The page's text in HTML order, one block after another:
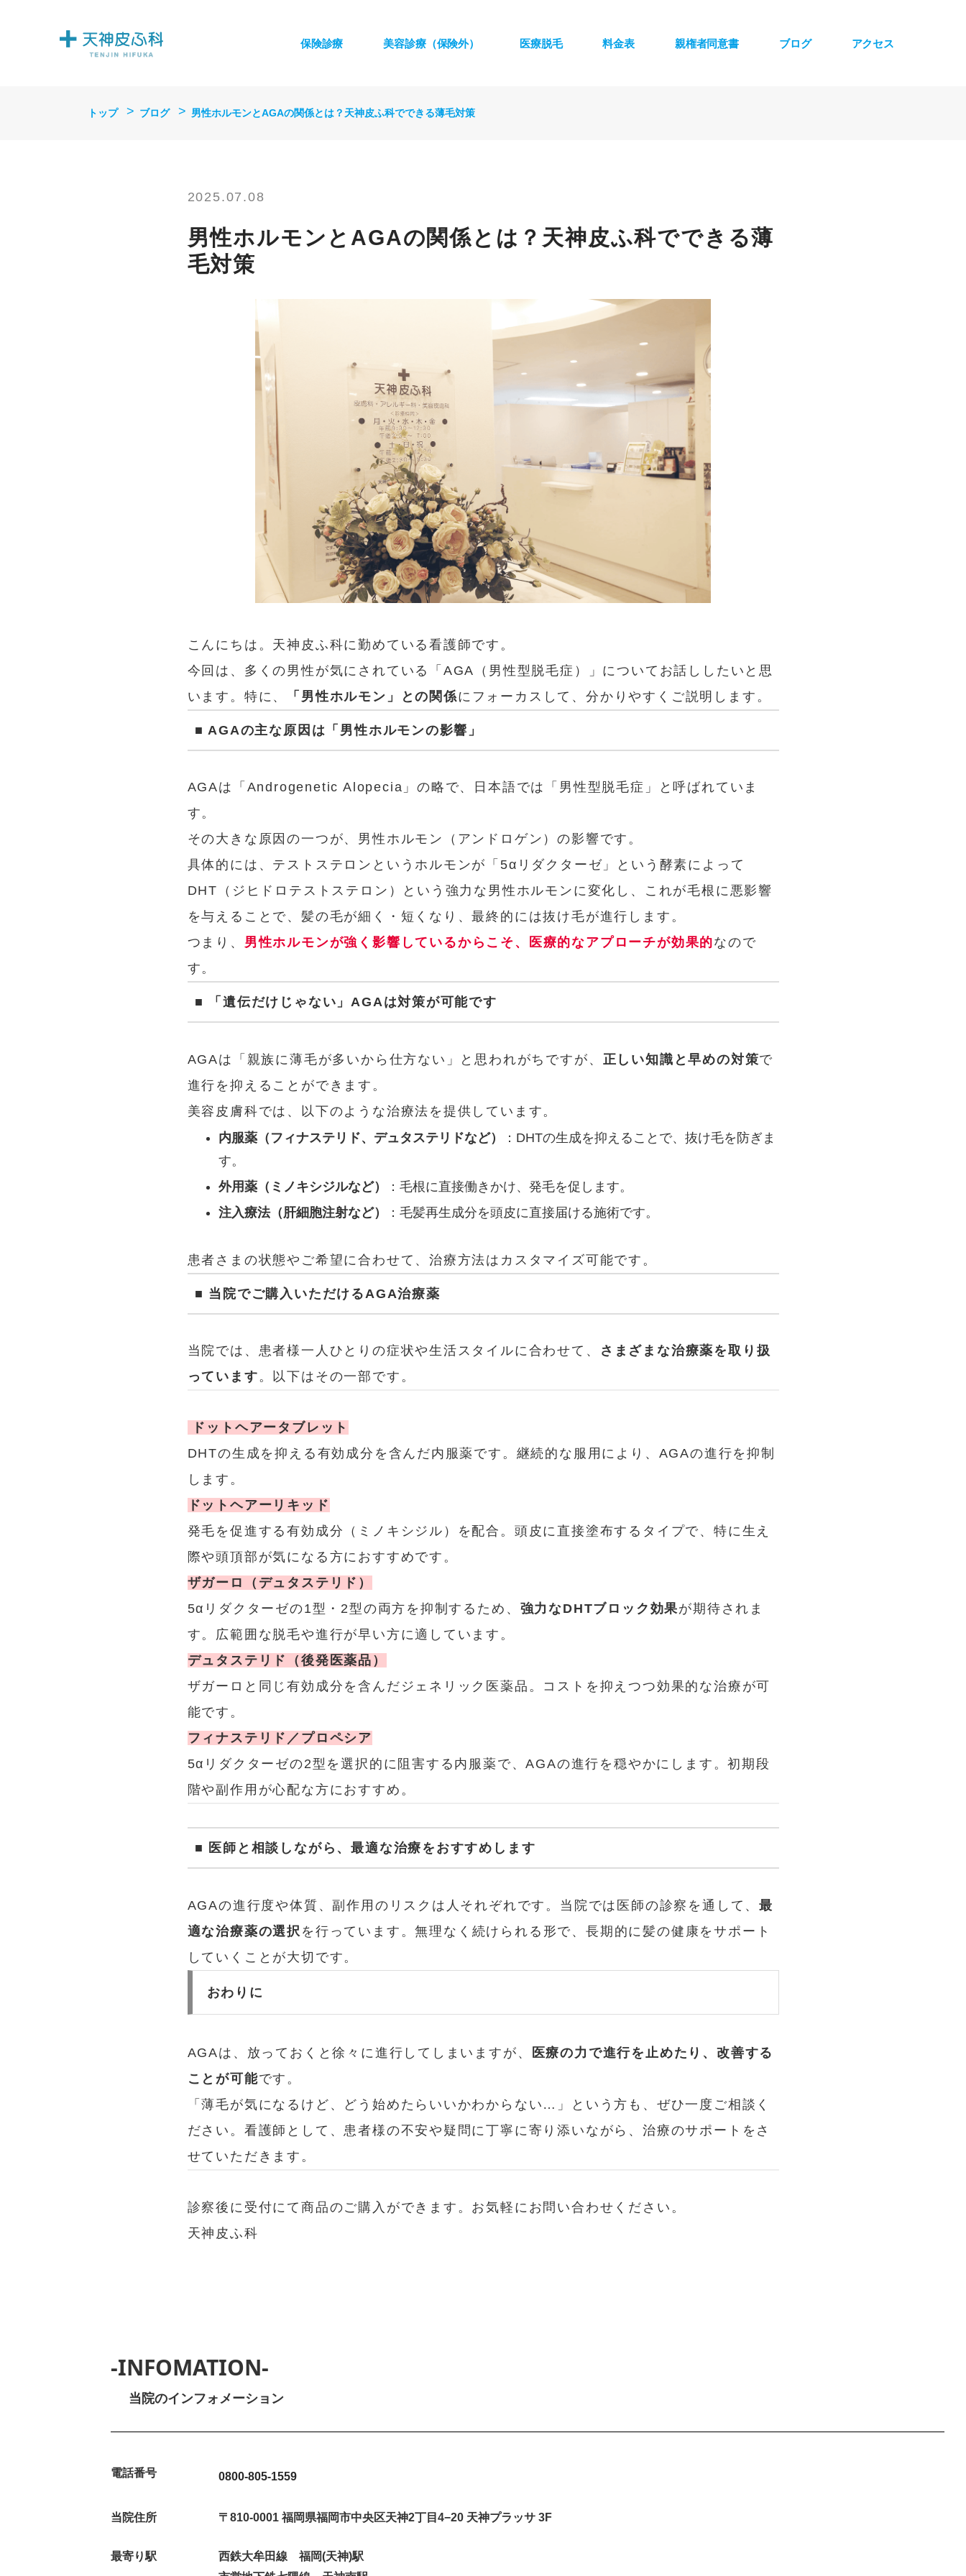
保険診療 美容診療（保険外） 医療脱毛 料金表 親権者同意書 ブログ アクセス
トップ ブログ 男性ホルモンとAGAの関係とは？天神皮ふ科でできる薄毛対策
2025.07.08
男性ホルモンとAGAの関係とは？天神皮ふ科でできる薄
毛対策
こんにちは。天神皮ふ科に勤めている看護師です。
今回は、多くの男性が気にされている「AGA（男性型脱毛症）」についてお話ししたいと思
います。特に、
「男性ホルモン」との関係にフォーカスして、分かりやすくご説明します。
■ AGAの主な原因は「男性ホルモンの影響」
AGAは「Androgenetic Alopecia」の略で、日本語では「男性型脱毛症」と呼ばれていま
す。
その大きな原因の一つが、男性ホルモン（アンドロゲン）の影響です。
具体的には、テストステロンというホルモンが「5αリダクターゼ」という酵素によって
DHT（ジヒドロテストステロン）という強力な男性ホルモンに変化し、これが毛根に悪影響
を与えることで、髪の毛が細く・短くなり、最終的には抜け毛が進行します。
つまり、 男性ホルモンが強く影響しているからこそ、医療的なアプローチが効果的なので
す。
■ 「遺伝だけじゃない」AGAは対策が可能です
AGAは「親族に薄毛が多いから仕方ない」と思われがちですが、 正しい知識と早めの対策で
進行を抑えることができます。
美容皮膚科では、以下のような治療法を提供しています。
内服薬（フィナステリド、デュタステリドなど）
：DHTの生成を抑えることで、抜け毛を防ぎま
す。
外用薬（ミノキシジルなど）
：毛根に直接働きかけ、発毛を促します。
注入療法（肝細胞注射など）
：毛髪再生成分を頭皮に直接届ける施術です。
患者さまの状態やご希望に合わせて、治療方法はカスタマイズ可能です。
■ 当院でご購入いただけるAGA治療薬
当院では、患者様一人ひとりの症状や生活スタイルに合わせて、
さまざまな治療薬を取り扱
っています。以下はその一部です。
ドットヘアータブレット
DHTの生成を抑える有効成分を含んだ内服薬です。継続的な服用により、AGAの進行を抑制
します。
ドットヘアーリキッド
発毛を促進する有効成分（ミノキシジル）を配合。頭皮に直接塗布するタイプで、特に生え
際や頭頂部が気になる方におすすめです。
ザガーロ（デュタステリド）
5αリダクターゼの1型・2型の両方を抑制するため、 強力なDHTブロック効果が期待されま
す。広範囲な脱毛や進行が早い方に適しています。
デュタステリド（後発医薬品）
ザガーロと同じ有効成分を含んだジェネリック医薬品。コストを抑えつつ効果的な治療が可
能です。
フィナステリド／プロペシア
5αリダクターゼの2型を選択的に阻害する内服薬で、AGAの進行を穏やかにします。初期段
階や副作用が心配な方におすすめ。
■ 医師と相談しながら、最適な治療をおすすめします
AGAの進行度や体質、副作用のリスクは人それぞれです。当院では医師の診察を通して、最
適な治療薬の選択 を行っています。無理なく続けられる形で、長期的に髪の健康をサポート
していくことが大切です。
おわりに
AGAは、放っておくと徐々に進行してしまいますが、
医療の力で進行を止めたり、改善する
ことが可能です。
「薄毛が気になるけど、どう始めたらいいかわからない…」という方も、ぜひ一度ご相談く
ださい。看護師として、患者様の不安や疑問に丁寧に寄り添いながら、治療のサポートをさ
せていただきます。
診察後に受付にて商品のご購入ができます。お気軽にお問い合わせください。
天神皮ふ科
-INFOMATION-
当院のインフォメーション
電話番号 0800-805-1559
当院住所 〒810-0001 福岡県福岡市中央区天神2丁目4−20 天神プラッサ 3F
最寄り駅
西鉄大牟田線 福岡(天神)駅